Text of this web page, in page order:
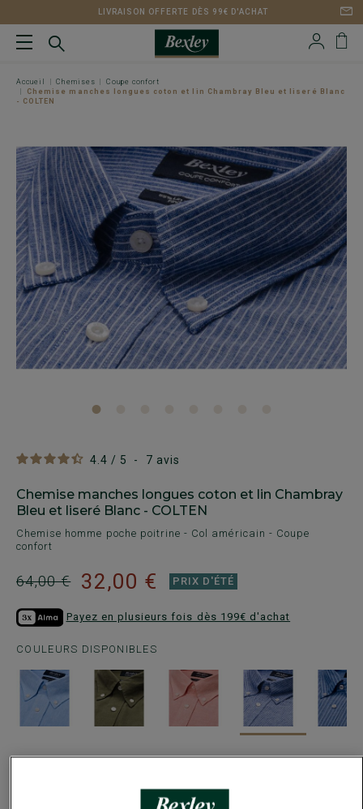
LIVRAISON OFFERTE DÈS 99€ D'ACHAT
Accueil Chemises
Coupe confort
Chemise manches longues coton et lin Chambray Bleu et liseré Blanc
- COLTEN
4.4 / 5 - 7 avis
Chemise manches longues coton et lin Chambray
Bleu et liseré Blanc - COLTEN
Chemise homme poche poitrine - Col américain - Coupe
confort
64,00 € 32,00 € PRIX D'ÉTÉ
Payez en plusieurs fois dès 199€ d'achat
COULEURS DISPONIBLES